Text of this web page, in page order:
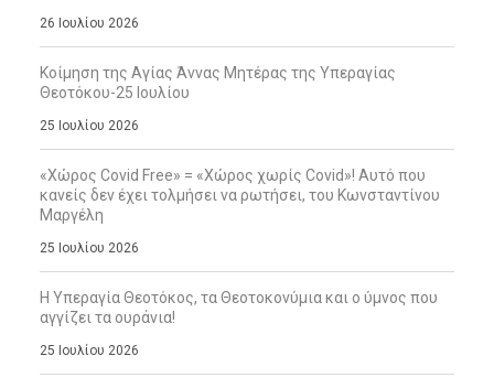
26 Ιουλίου 2026
Κοίμηση της Αγίας Άννας Μητέρας της Υπεραγίας
Θεοτόκου-25 Ιουλίου
25 Ιουλίου 2026
«Χώρος Covid Free» = «Χώρος χωρίς Covid»! Αυτό που
κανείς δεν έχει τολμήσει να ρωτήσει, του Κωνσταντίνου
Μαργέλη
25 Ιουλίου 2026
Η Υπεραγία Θεοτόκος, τα Θεοτοκονύμια και ο ύμνος που
αγγίζει τα ουράνια!
25 Ιουλίου 2026